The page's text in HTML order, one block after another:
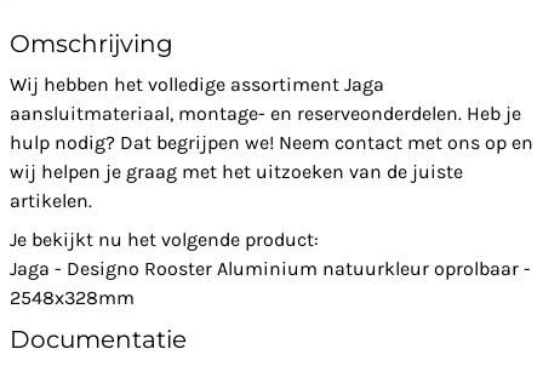
Omschrijving
Wij hebben het volledige assortiment Jaga
aansluitmateriaal, montage- en reserveonderdelen. Heb je
hulp nodig? Dat begrijpen we! Neem contact met ons op en
wij helpen je graag met het uitzoeken van de juiste
artikelen.
Je bekijkt nu het volgende product:
Jaga - Designo Rooster Aluminium natuurkleur oprolbaar -
2548x328mm
Documentatie